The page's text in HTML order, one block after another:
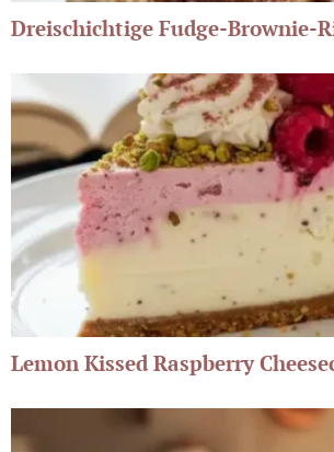
Dreischichtige Fudge-Brownie-
Lemon Kissed Raspberry